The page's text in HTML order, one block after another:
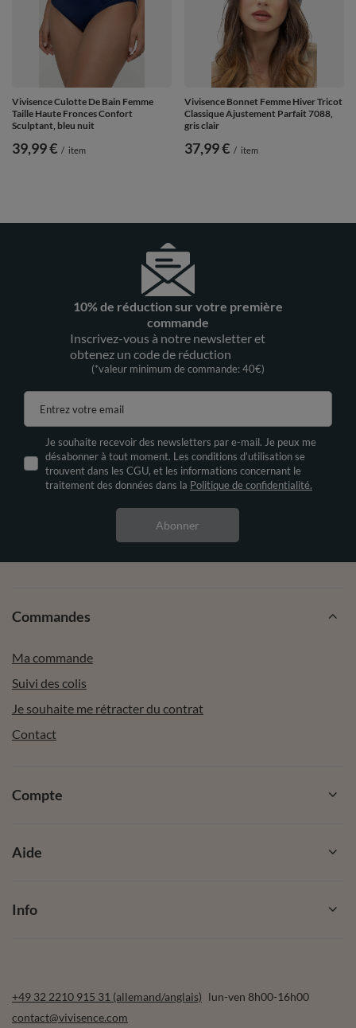
Vivisence Culotte De Bain Femme
Taille Haute Fronces Confort
Sculptant, bleu nuit
39,99 € / item
Vivisence Bonnet Femme Hiver Tricot
Classique Ajustement Parfait 7088,
gris clair
37,99 € / item
10% de réduction sur votre première
commande
Inscrivez-vous à notre newsletter et
obtenez un code de réduction
(*valeur minimum de commande: 40€)
Entrez votre email
Je souhaite recevoir des newsletters par e-mail. Je peux me
désabonner à tout moment. Les conditions d’utilisation se
trouvent dans les CGU, et les informations concernant le
traitement des données dans la Politique de confidentialité.
Abonner
Commandes
Ma commande
Suivi des colis
Je souhaite me rétracter du contrat
Contact
Compte
Aide
Info
+49 32 2210 915 31 (allemand/anglais) lun-ven 8h00-16h00
contact@vivisence.com